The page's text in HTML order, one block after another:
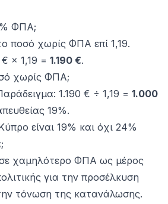
ΦΠΑ;
ποσό χωρίς ΦΠΑ επί 1,19.
× 1,19 = 1.190 €.
χωρίς ΦΠΑ;
1.190 € ÷ 1,19 = 1.000
19%.
είναι 19% και όχι 24%
χαμηλότερο ΦΠΑ ως μέρος
για την προσέλκυση
τόνωση της κατανάλωσης.